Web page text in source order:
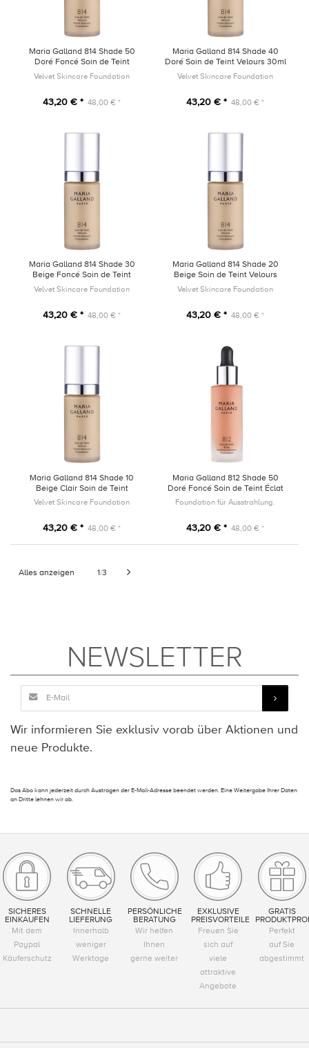
Maria Galland 814 Shade 50
Doré Foncé Soin de Teint
Velours 30ml
Velvet Skincare Foundation
43,20 € * 48,00 € *
Maria Galland 814 Shade 40
Doré Soin de Teint Velours 30ml
Velvet Skincare Foundation
43,20 € * 48,00 € *
Maria Galland 814 Shade 30
Beige Foncé Soin de Teint
Velours 30ml
Velvet Skincare Foundation
43,20 € * 48,00 € *
Maria Galland 814 Shade 20
Beige Soin de Teint Velours
30ml
Velvet Skincare Foundation
43,20 € * 48,00 € *
Maria Galland 814 Shade 10
Beige Clair Soin de Teint
Velours 30ml
Velvet Skincare Foundation
43,20 € * 48,00 € *
Maria Galland 812 Shade 50
Doré Foncé Soin de Teint Éclat
30ml
Foundation für Ausstrahlung.
43,20 € * 48,00 € *
Alles anzeigen 1/3
NEWSLETTER
Wir informieren Sie exklusiv vorab über Aktionen und
neue Produkte.
Das Abo kann jederzeit durch Austragen der E-Mail-Adresse beendet werden. Eine Weitergabe Ihrer Daten
an Dritte lehnen wir ab.
SICHERES
EINKAUFEN
Mit dem
Paypal
Käuferschutz
SCHNELLE
LIEFERUNG
Innerhalb
weniger
Werktage
PERSÖNLICHE
BERATUNG
Wir helfen
Ihnen
gerne weiter
EXKLUSIVE
PREISVORTEILE
Freuen Sie
sich auf
viele
attraktive
Angebote
GRATIS
Perfekt
auf Sie
abgestimmt